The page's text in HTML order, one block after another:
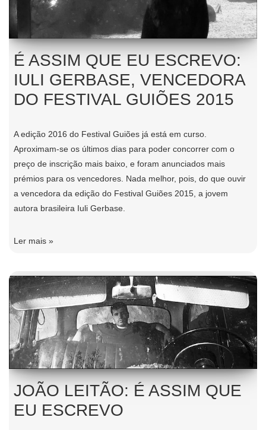
É ASSIM QUE EU ESCREVO:
IULI GERBASE, VENCEDORA
DO FESTIVAL GUIÕES 2015
A edição 2016 do Festival Guiões já está em curso.
Aproximam-se os últimos dias para poder concorrer com o
preço de inscrição mais baixo, e foram anunciados mais
prémios para os vencedores. Nada melhor, pois, do que ouvir
a vencedora da edição do Festival Guiões 2015, a jovem
autora brasileira Iuli Gerbase.
Ler mais »
JOÃO LEITÃO: É ASSIM QUE
EU ESCREVO